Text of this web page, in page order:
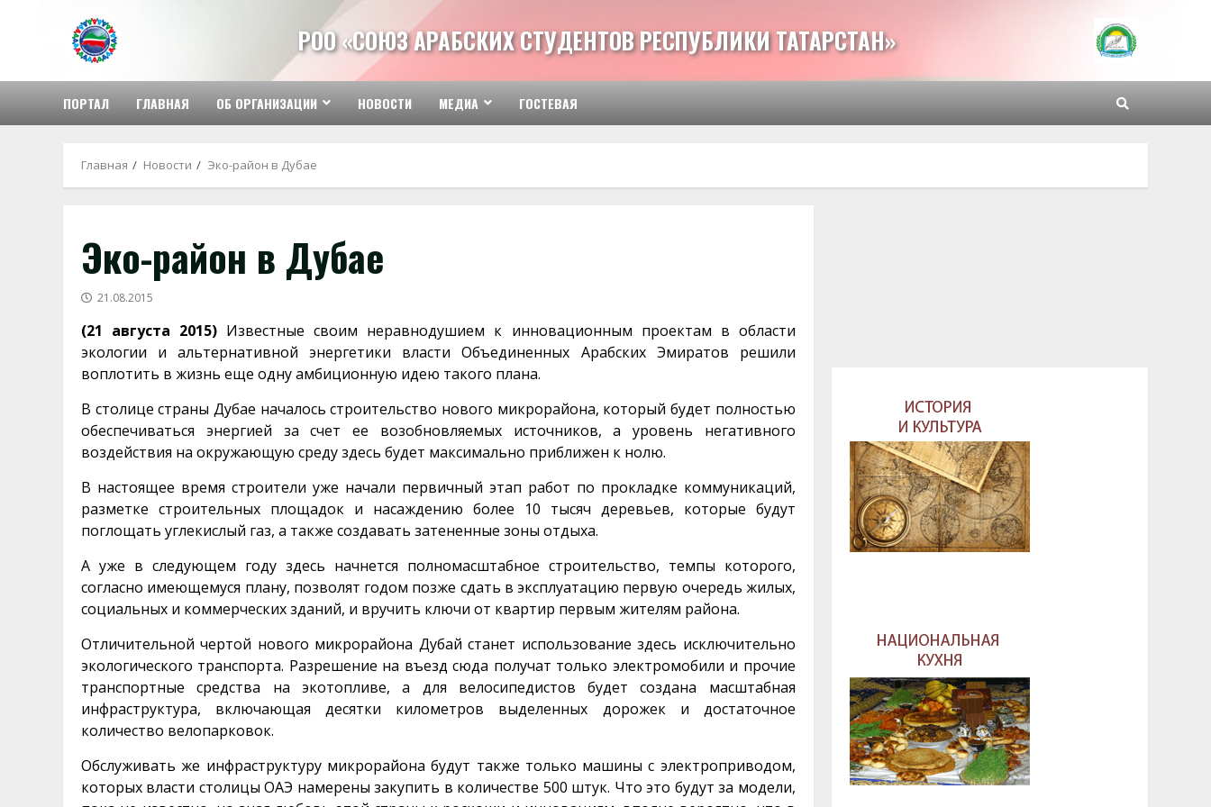
содержимому
РОО «СОЮЗ АРАБСКИХ СТУДЕНТОВ РЕСПУБЛИКИ ТАТАРСТАН»
ПОРТАЛ ГЛАВНАЯ ОБ ОРГАНИЗАЦИИ НОВОСТИ МЕДИА ГОСТЕВАЯ
Главная Новости Эко-район в Дубае
Эко-район в Дубае
21.08.2015
(21 августа 2015) Известные своим неравнодушием к инновационным проектам в области
экологии и альтернативной энергетики власти Объединенных Арабских Эмиратов решили
воплотить в жизнь еще одну амбиционную идею такого плана.
В столице страны Дубае началось строительство нового микрорайона, который будет полностью
обеспечиваться энергией за счет ее возобновляемых источников, а уровень негативного
воздействия на окружающую среду здесь будет максимально приближен к нолю.
В настоящее время строители уже начали первичный этап работ по прокладке коммуникаций,
разметке строительных площадок и насаждению более 10 тысяч деревьев, которые будут
поглощать углекислый газ, а также создавать затененные зоны отдыха.
А уже в следующем году здесь начнется полномасштабное строительство, темпы которого,
согласно имеющемуся плану, позволят годом позже сдать в эксплуатацию первую очередь жилых,
социальных и коммерческих зданий, и вручить ключи от квартир первым жителям района.
Отличительной чертой нового микрорайона Дубай станет использование здесь исключительно
экологического транспорта. Разрешение на въезд сюда получат только электромобили и прочие
транспортные средства на экотопливе, а для велосипедистов будет создана масштабная
инфраструктура, включающая десятки километров выделенных дорожек и достаточное
количество велопарковок.
Обслуживать же инфраструктуру микрорайона будут также только машины с электроприводом,
которых власти столицы ОАЭ намерены закупить в количестве 500 штук. Что это будут за модели,